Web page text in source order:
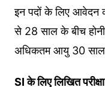
इन पदों के लिए आवेदन
से 28 साल के बीच होनी
अधिकतम आयु 30
SI के लिए लिखित परीक्षा